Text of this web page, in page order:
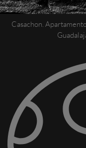
Casachon.